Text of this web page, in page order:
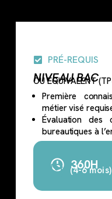
PRÉ-REQUIS
NIVEAU BAC
OU ÉQUIVALENT
Première
métier visé
Évaluation des
bureautiques à
360H
(4-6